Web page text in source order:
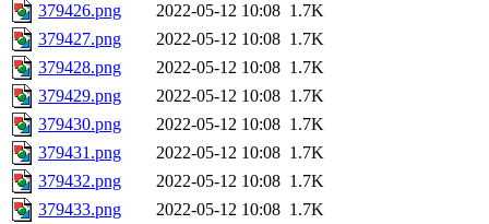
379426.png
2022-05-12 10:08 1.7K
379427.png
2022-05-12 10:08 1.7K
379428.png
2022-05-12 10:08 1.7K
379429.png
2022-05-12 10:08 1.7K
379430.png
2022-05-12 10:08 1.7K
379431.png
2022-05-12 10:08 1.7K
379432.png
2022-05-12 10:08 1.7K
379433.png
2022-05-12 10:08 1.7K